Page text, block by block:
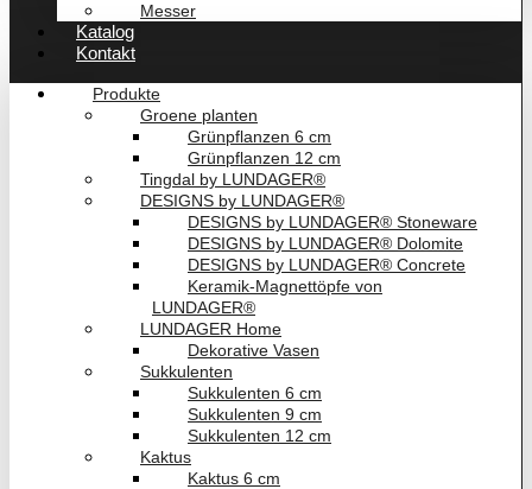
Messer
Katalog
Kontakt
Produkte
Groene planten
Grünpflanzen 6 cm
Grünpflanzen 12 cm
Tingdal by LUNDAGER®
DESIGNS by LUNDAGER®
DESIGNS by LUNDAGER® Stoneware
DESIGNS by LUNDAGER® Dolomite
DESIGNS by LUNDAGER® Concrete
Keramik-Magnettöpfe von
LUNDAGER®
LUNDAGER Home
Dekorative Vasen
Sukkulenten
Sukkulenten 6 cm
Sukkulenten 9 cm
Sukkulenten 12 cm
Kaktus
Kaktus 6 cm